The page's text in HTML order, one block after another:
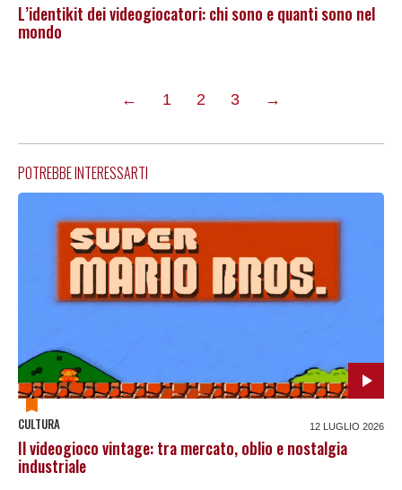
L’identikit dei videogiocatori: chi sono e quanti sono nel
mondo
← pagina
1 2 3 →
POTREBBE INTERESSARTI
CULTURA 12 LUGLIO 2026
Il videogioco vintage: tra mercato, oblio e nostalgia
industriale